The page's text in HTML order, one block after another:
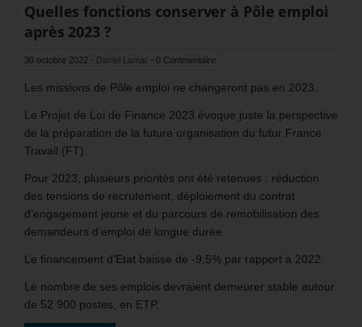
Quelles fonctions conserver à Pôle emploi
après 2023 ?
30 octobre 2022 - Daniel Lamar - 0 Commentaire
Les missions de Pôle emploi ne changeront pas en 2023.
Le Projet de Loi de Finance 2023 évoque juste la perspective
de la préparation de la future organisation du futur France
Travail (FT).
Pour 2023, plusieurs priorités ont été retenues : réduction
des tensions de recrutement, déploiement du contrat
d’engagement jeune et du parcours de remobilisation des
demandeurs d’emploi de longue durée.
Le financement d’Etat baisse de -9,5% par rapport à 2022.
Le nombre de ses emplois devraient demeurer stable autour
de 52 900 postes, en ETP.